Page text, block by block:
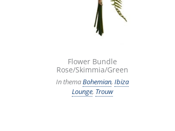
Flower Bundle
Rose/Skimmia/Green
In themaBohemian, Ibiza
Lounge, Trouw